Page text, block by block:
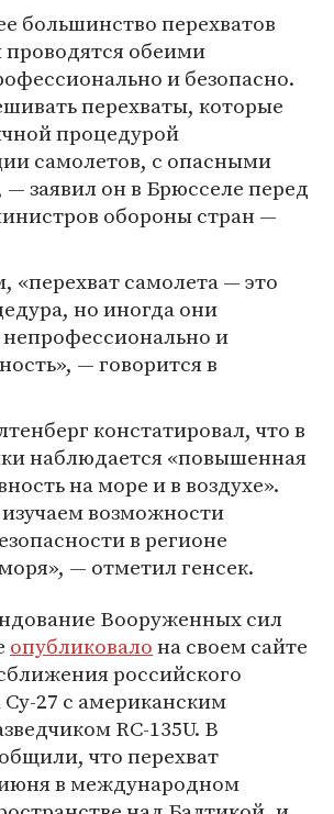
большинство перехватов
обеими
и безопасно.
перехваты, которые
процедурой
самолетов, с опасными
заявил он в Брюсселе перед
обороны стран —
«перехват самолета — это
но иногда они
и
— говорится в
констатировал, что в
наблюдается «повышенная
на море и в воздухе».
возможности
в регионе
— отметил генсек.
Вооруженных сил
опубликовалона своем сайте
российского
Су-27 с американским
RC-135U. В
что перехват
июня в международном